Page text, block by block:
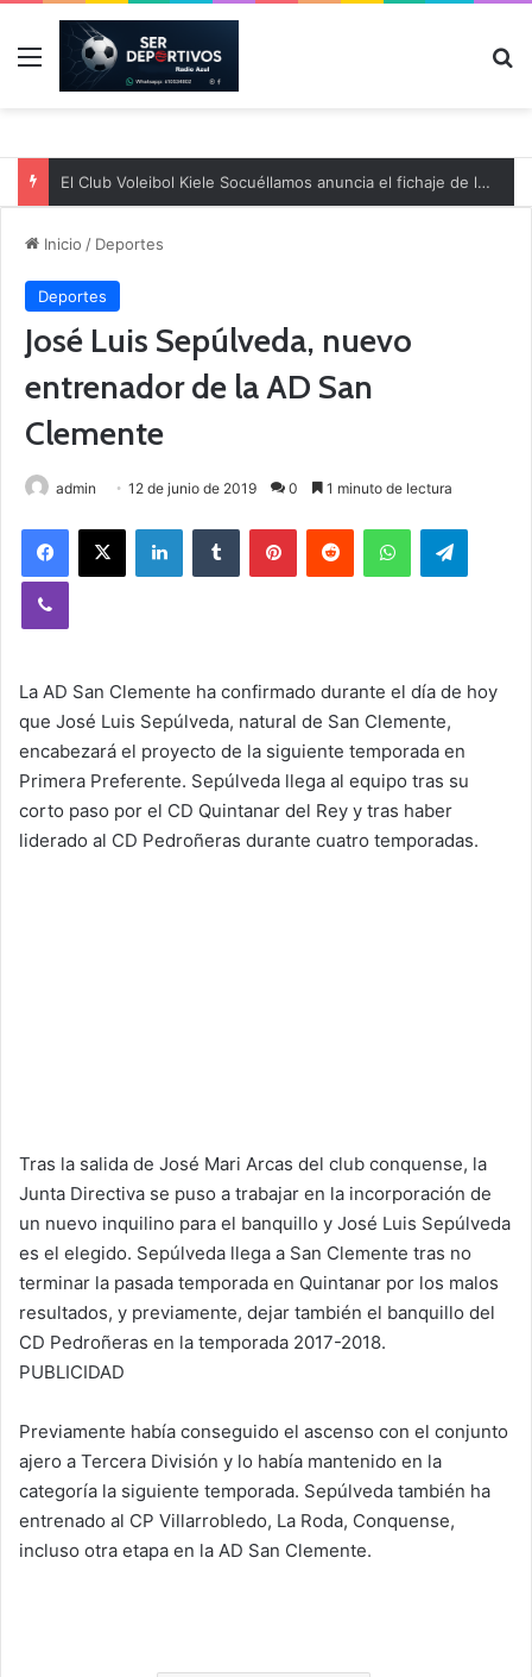
Menú
El Club Voleibol Kiele Socuéllamos anuncia el fichaje de la central norteamericana Morgan Thurlow para la temporada 2026/2027
Inicio / Deportes
Deportes
José Luis Sepúlveda, nuevo
entrenador de la AD San
Clemente
admin 12 de junio de 2019 0 1 minuto de lectura
La AD San Clemente ha confirmado durante el día de hoy
que José Luis Sepúlveda, natural de San Clemente,
encabezará el proyecto de la siguiente temporada en
Primera Preferente. Sepúlveda llega al equipo tras su
corto paso por el CD Quintanar del Rey y tras haber
liderado al CD Pedroñeras durante cuatro temporadas.
Tras la salida de José Mari Arcas del club conquense, la
Junta Directiva se puso a trabajar en la incorporación de
un nuevo inquilino para el banquillo y José Luis Sepúlveda
es el elegido. Sepúlveda llega a San Clemente tras no
terminar la pasada temporada en Quintanar por los malos
resultados, y previamente, dejar también el banquillo del
CD Pedroñeras en la temporada 2017-2018.
PUBLICIDAD
Previamente había conseguido el ascenso con el conjunto
ajero a Tercera División y lo había mantenido en la
categoría la siguiente temporada. Sepúlveda también ha
entrenado al CP Villarrobledo, La Roda, Conquense,
incluso otra etapa en la AD San Clemente.